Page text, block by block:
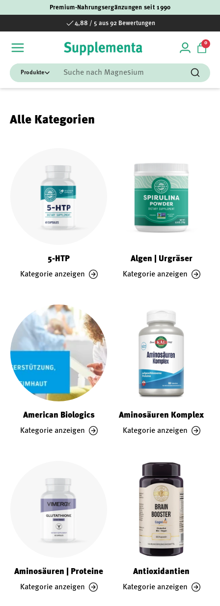
Premium-Nahrungsergänzungen seit 1990
4,88 / 5 aus 92 Bewertungen
Einloggen
00
Suchen
Suchen
Alle Kategorien
5-HTP
Kategorie anzeigen
Algen | Urgräser
Kategorie anzeigen
American Biologics
Kategorie anzeigen
Aminosäuren Komplex
Kategorie anzeigen
Aminosäuren | Proteine
Kategorie anzeigen
Antioxidantien
Kategorie anzeigen